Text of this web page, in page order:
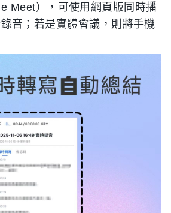
Meet），可使用網頁版同時播
音；若是實體會議，則將手機